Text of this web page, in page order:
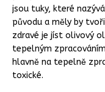
jsou tuky, které
původu a měly by
zdravé je jíst olivový
tepelným
hlavně na tepelně
toxické.